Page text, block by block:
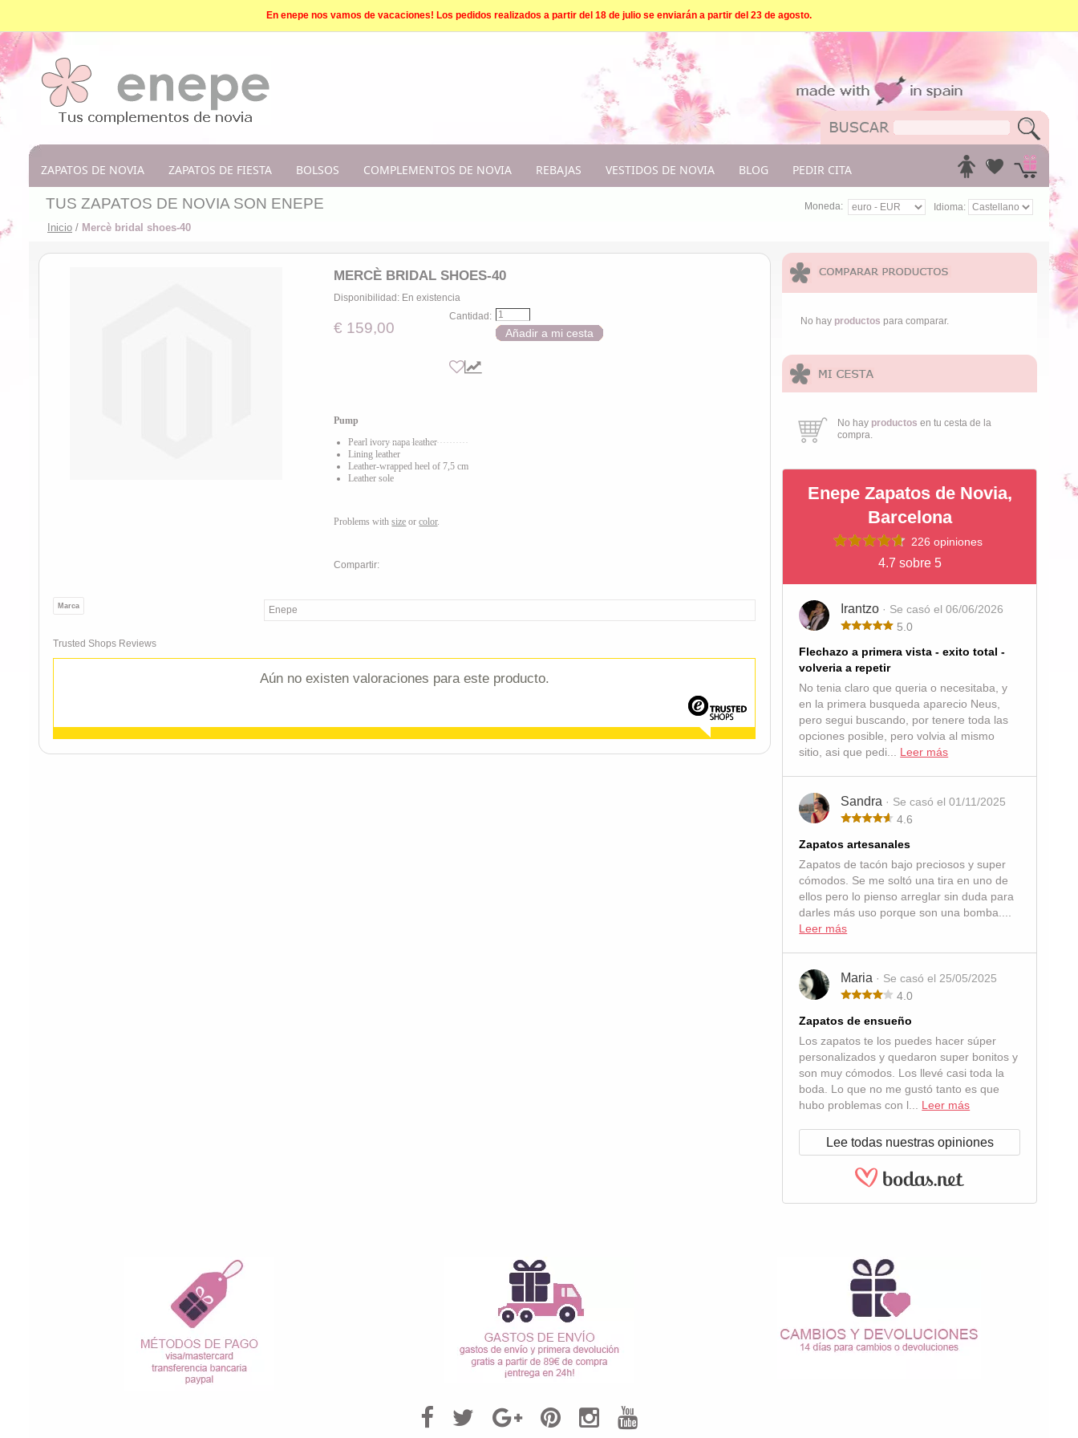
En enepe nos vamos de vacaciones! Los pedidos realizados a partir del 18 de julio se enviarán a partir del 23 de agosto.
ZAPATOS DE NOVIA ZAPATOS DE FIESTA BOLSOS COMPLEMENTOS DE NOVIA REBAJAS VESTIDOS DE NOVIA BLOG PEDIR CITA
Idioma:
Moneda:
TUS ZAPATOS DE NOVIA SON ENEPE
Inicio / Mercè bridal shoes-40
MERCÈ BRIDAL SHOES-40
Disponibilidad: En existencia
€ 159,00
Cantidad:
Añadir a mi cesta
Pump
Pearl ivory napa leather
Lining leather
Leather-wrapped heel of 7,5 cm
Leather sole
Problems withsize orcolor.
Compartir:
Marca Enepe
Trusted Shops Reviews
Aún no existen valoraciones para este producto.
No hay productos para comparar.
No hay productos en tu cesta de la
compra.
Enepe Zapatos de Novia,
Barcelona
226 opiniones
4.7 sobre 5
Irantzo · Se casó el 06/06/2026
5.0
Flechazo a primera vista - exito total -
volveria a repetir
No tenia claro que queria o necesitaba, y
en la primera busqueda aparecio Neus,
pero segui buscando, por tenere toda las
opciones posible, pero volvia al mismo
sitio, asi que pedi... Leer más
Sandra · Se casó el 01/11/2025
4.6
Zapatos artesanales
Zapatos de tacón bajo preciosos y super
cómodos. Se me soltó una tira en uno de
ellos pero lo pienso arreglar sin duda para
darles más uso porque son una bomba....
Leer más
Maria · Se casó el 25/05/2025
4.0
Zapatos de ensueño
Los zapatos te los puedes hacer súper
personalizados y quedaron super bonitos y
son muy cómodos. Los llevé casi toda la
boda. Lo que no me gustó tanto es que
hubo problemas con l... Leer más
Lee todas nuestras opiniones